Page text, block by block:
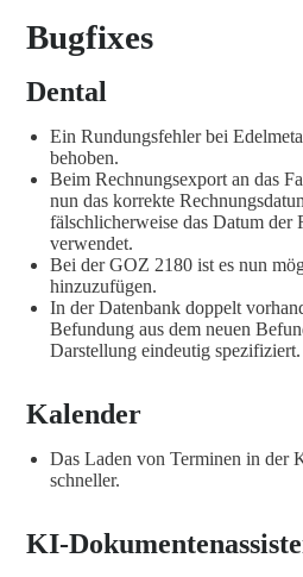
Bugfixes
Dental
Ein Rundungsfehler bei
behoben.
Beim Rechnungsexport an das
nun das korrekte
fälschlicherweise das Datum der
verwendet.
Bei der GOZ 2180 ist es nun
hinzuzufügen.
In der Datenbank doppelt
Befundung aus dem neuen
Darstellung eindeutig spezifiziert.
Kalender
Das Laden von Terminen in der
schneller.
KI-